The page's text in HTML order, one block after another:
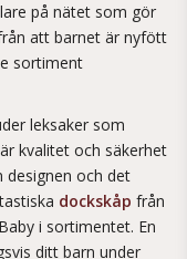
på nätet som gör
att barnet är nyfött
sortiment
leksaker som
kvalitet och säkerhet
designen och det
dockskåp från
i sortimentet. En
ditt barn under